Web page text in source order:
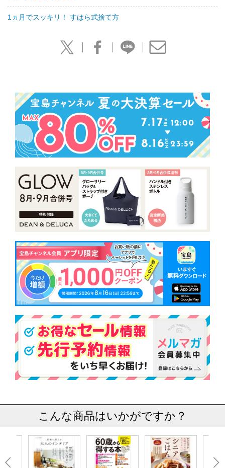
1ヵ月でスッキリ！ すはら式捨て方
こんな商品はいかがですか？